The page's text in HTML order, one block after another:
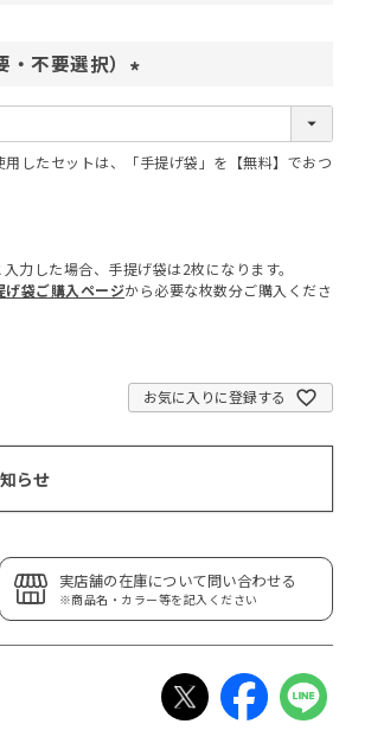
不要選択）
須
したセットは、「手提げ袋」を【無料】でおつ
力した場合、手提げ袋は2枚になります。
げ袋ご購入ページから必要な枚数分ご購入くださ
お気に入りに登録する
らせ
実店舗の在庫について問い合わせる
※商品名・カラー等を記入ください